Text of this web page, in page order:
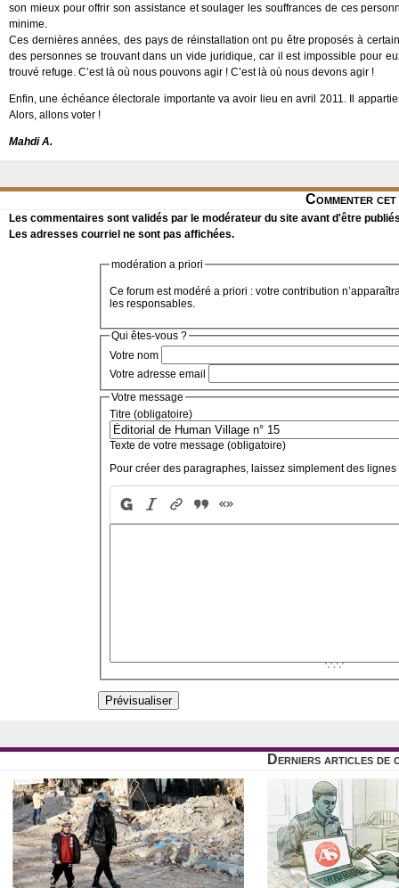
son mieux pour offrir son assistance et soulager les souffrances de ces
minime.
Ces dernières années, des pays de réinstallation ont pu être proposés à
des personnes se trouvant dans un vide juridique, car il est impossible pour
trouvé refuge. C’est là où nous pouvons agir ! C’est là où nous devons agir !
Enfin, une échéance électorale importante va avoir lieu en avril 2011. Il
Alors, allons voter !
Mahdi A.
Commenter
Les commentaires sont validés par le modérateur du site avant d'être
Les adresses courriel ne sont pas affichées.
modération a priori
Ce forum est modéré a priori : votre contribution
les responsables.
Qui êtes-vous ?
Votre nom
Votre adresse email
Votre message
Titre (obligatoire)
Texte de votre message (obligatoire)
Pour créer des paragraphes, laissez simplement des lignes
Derniers articles de